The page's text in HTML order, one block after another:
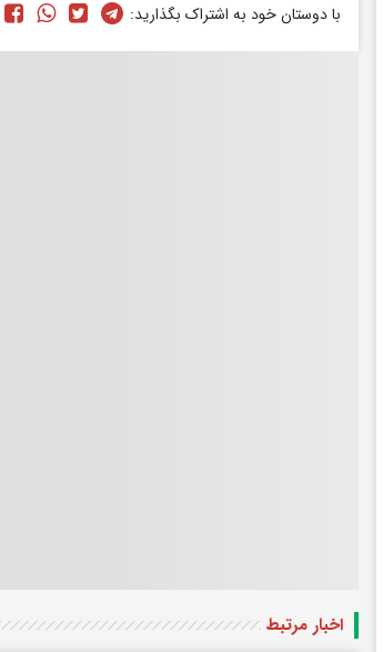
با دوستان خود به اشتراک بگذارید:
اخبار مرتبط